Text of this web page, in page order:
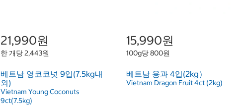
21,990원
한 개당 2,443원
베트남 영코코넛 9입(7.5kg내
외)
Vietnam Young Coconuts
9ct(7.5kg)
15,990원
100g당 800원
베트남 용과 4입(2kg）
Vietnam Dragon Fruit 4ct (2kg)